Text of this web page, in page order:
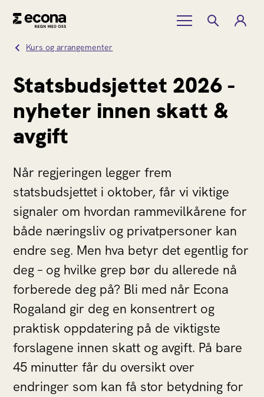
Kurs og arrangementer
Statsbudsjettet 2026 -
nyheter innen skatt &
avgift
Når regjeringen legger frem
statsbudsjettet i oktober, får vi viktige
signaler om hvordan rammevilkårene for
både næringsliv og privatpersoner kan
endre seg. Men hva betyr det egentlig for
deg – og hvilke grep bør du allerede nå
forberede deg på? Bli med når Econa
Rogaland gir deg en konsentrert og
praktisk oppdatering på de viktigste
forslagene innen skatt og avgift. På bare
45 minutter får du oversikt over
endringer som kan få stor betydning for